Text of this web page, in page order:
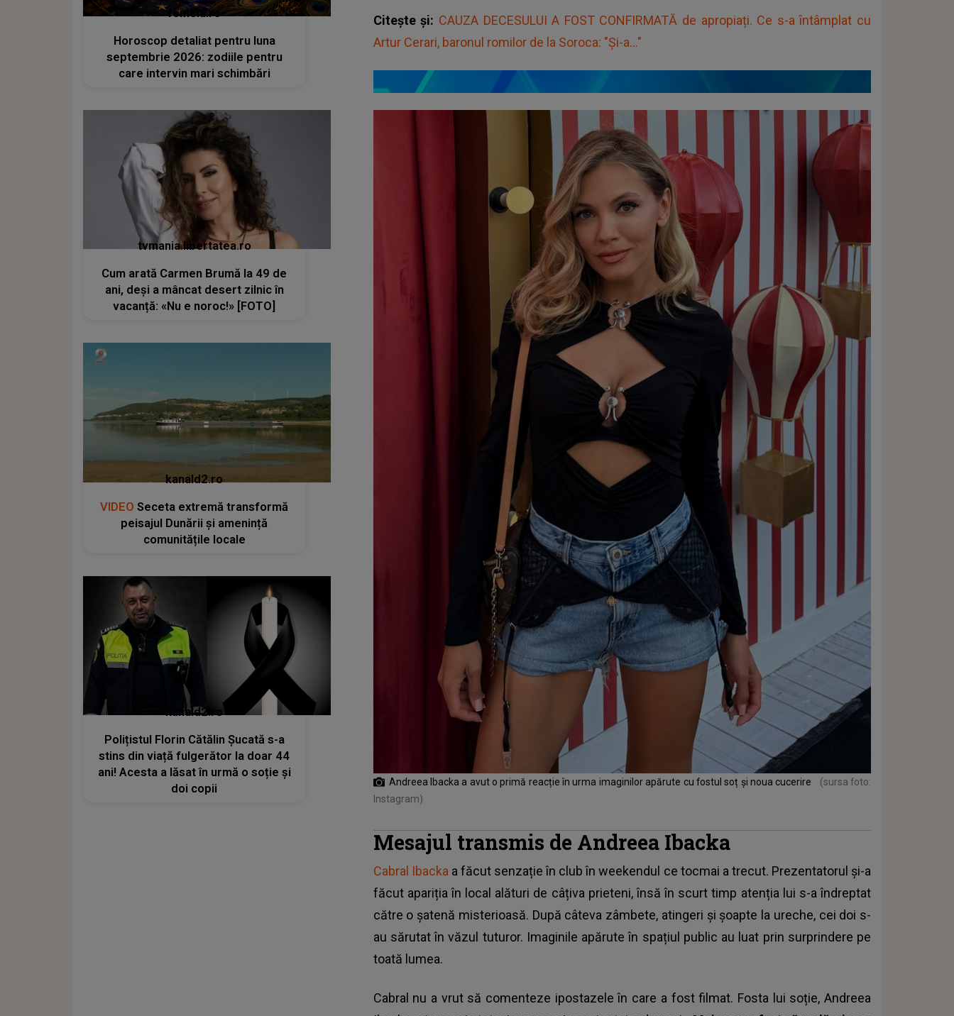
Citește și: CAUZA DECESULUI A FOST CONFIRMATĂ de apropiați. Ce s-a întâmplat cu
Artur Cerari, baronul romilor de la Soroca: "Și-a..."
Andreea Ibacka a avut o primă reacție în urma imaginilor apărute cu fostul soț și noua cucerire
(sursa foto:
Instagram)
Mesajul transmis de Andreea Ibacka
Cabral Ibacka a făcut senzație în club în weekendul ce tocmai a trecut. Prezentatorul și-a
făcut apariția în local alături de câțiva prieteni, însă în scurt timp atenția lui s-a îndreptat
către o șatenă misterioasă. După câteva zâmbete, atingeri și șoapte la ureche, cei doi s-
au sărutat în văzul tuturor. Imaginile apărute în spațiul public au luat prin surprindere pe
toată lumea.
Cabral nu a vrut să comenteze ipostazele în care a fost filmat. Fosta lui soție, Andreea
femeia.ro
Horoscop detaliat pentru luna
septembrie 2026: zodiile pentru
care intervin mari schimbări
tvmania.libertatea.ro
Cum arată Carmen Brumă la 49 de
ani, deși a mâncat desert zilnic în
vacanță: «Nu e noroc!» [FOTO]
kanald2.ro
VIDEO Seceta extremă transformă
peisajul Dunării și amenință
comunitățile locale
kanald2.ro
Polițistul Florin Cătălin Șucată s-a
stins din viață fulgerător la doar 44
ani! Acesta a lăsat în urmă o soție și
doi copii